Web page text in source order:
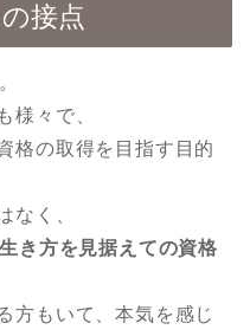
接点
様々で、
格の取得を目指す目的
なく、
き方を見据えての資格
方もいて、本気を感じ